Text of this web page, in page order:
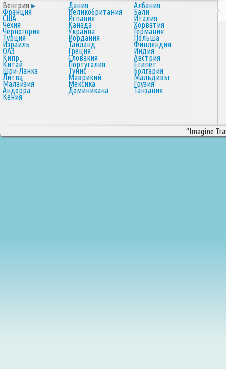
Венгрия Дания Албания
Франция Великобритания Бали
США Испания Италия
Чехия Канада Хорватия
Черногория Украина Германия
Турция Иордания Польша
Израиль Таиланд Финляндия
ОАЭ Греция Индия
Кипр Словакия Австрия
Китай Португалия Египет
Шри-Ланка Тунис Болгария
Литва Маврикий Мальдивы
Малайзия Мексика Грузия
Андорра Доминикана Танзания
Кения
“Imagine